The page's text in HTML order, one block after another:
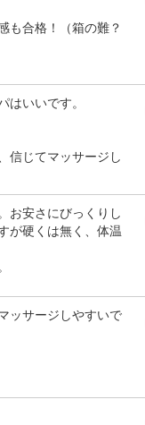
も合格！（箱の難？
はいいです。
信じてマッサージし
お安さにびっくりし
が硬くは無く、体温
ッサージしやすいで